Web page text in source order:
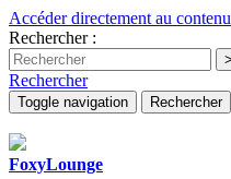
Accéder directement au contenu
Rechercher :
Rechercher
Toggle navigation Rechercher
FoxyLounge